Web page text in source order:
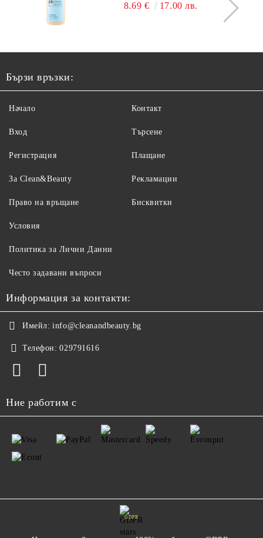
8.69 € 17.00 лв.
Бързи връзки:
Начало
Вход
Регистрация
За Clean&Beauty
Контакт
Търсене
Плащане
Рекламации
Право на връщане
Условия
Политика за Лични Данни
Често задавани въпроси
Бисквитки
Информация за контакти:
Имейл: info@cleanandbeauty.bg
Телефон: 029791616
Ние работим с
GDPR